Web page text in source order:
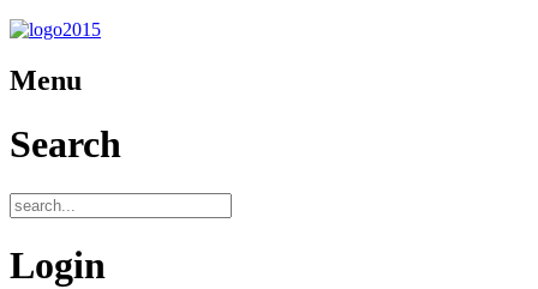
Menu
Search
Login